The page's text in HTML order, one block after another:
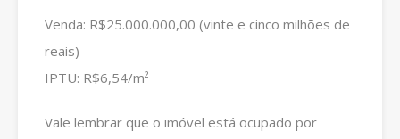
Venda: R$25.000.000,00 (vinte e cinco milhões de
reais)
IPTU: R$6,54/m²
Vale lembrar que o imóvel está ocupado por